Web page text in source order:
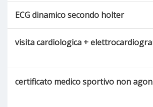
ECG dinamico secondo holter
visita cardiologica +
certificato medico sportivo non